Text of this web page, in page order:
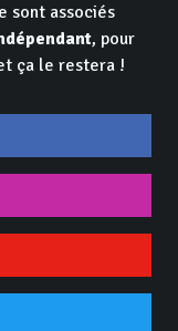
sont associés
, pour
ça le restera !